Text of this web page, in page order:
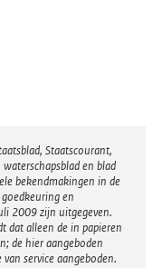
Staatscourant,
en blad
bekendmakingen in de
en
2009 zijn uitgegeven.
dat alleen de in papieren
de hier aangeboden
service aangeboden.